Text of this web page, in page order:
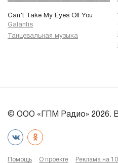
Can’t Take My Eyes Off You
Galantis
Танцевальная музыка
© ООО «ГПМ Радио» 2026.
Помощь О проекте Реклама на